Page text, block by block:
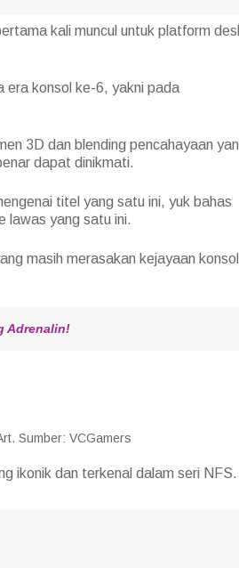
kali muncul untuk platform
era konsol ke-6, yakni pada
3D dan blending pencahayaan
dapat dinikmati.
titel yang satu ini, yuk bahas
lawas yang satu ini.
masih merasakan kejayaan
Adrenalin!
Sumber: VCGamers
ikonik dan terkenal dalam seri NFS.